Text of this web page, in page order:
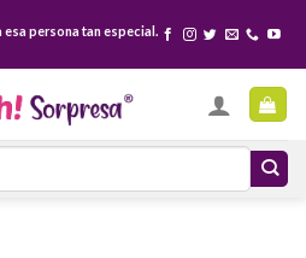
esa persona tan especial.